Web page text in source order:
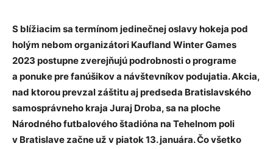
S blížiacim sa termínom jedinečnej oslavy hokeja pod
holým nebom organizátori Kaufland Winter Games
2023 postupne zverejňujú podrobnosti o programe
a ponuke pre fanúšikov a návštevníkov podujatia. Akcia,
nad ktorou prevzal záštitu aj predseda Bratislavského
samosprávneho kraja Juraj Droba, sa na ploche
Národného futbalového štadióna na Tehelnom poli
v Bratislave začne už v piatok 13. januára. Čo všetko